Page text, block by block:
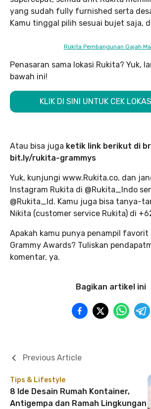
yang sudah fully furnished serta
Kamu tinggal pilih sesuai bujet saja,
Rukita Pembangunan Gajah
Penasaran sama lokasi Rukita? Yuk,
bawah ini!
KLIK DI SINI UNTUK CEK
Atau bisa juga ketik link berikut di
bit.ly/rukita-grammys
Yuk, kunjungi www.Rukita.co, dan
Instagram Rukita di @Rukita_Indo
@Rukita_Id. Kamu juga bisa tanya-
Nikita (customer service Rukita) di
Apakah kamu punya penampil favorit
Grammy Awards? Tuliskan
komentar, ya.
Bagikan artikel ini
Tips & Lifestyle
8 Ide Desain Rumah Kontainer,
Antigempa dan Ramah Lingkungan
Previous Article